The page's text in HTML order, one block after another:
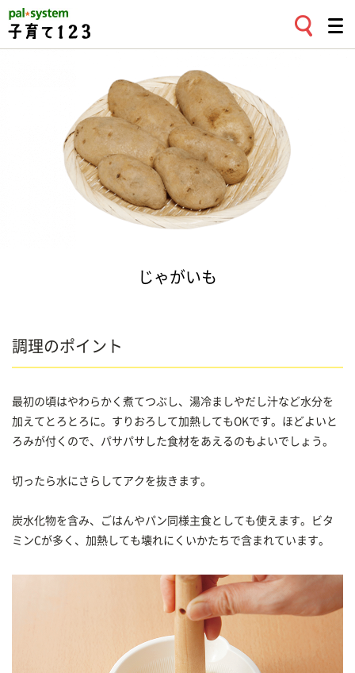
じゃがいも
調理のポイント
最初の頃はやわらかく煮てつぶし、湯冷ましやだし汁など水分を
加えてとろとろに。すりおろして加熱してもOKです。ほどよいと
ろみが付くので、パサパサした食材をあえるのもよいでしょう。
切ったら水にさらしてアクを抜きます。
炭水化物を含み、ごはんやパン同様主食としても使えます。ビタ
ミンCが多く、加熱しても壊れにくいかたちで含まれています。